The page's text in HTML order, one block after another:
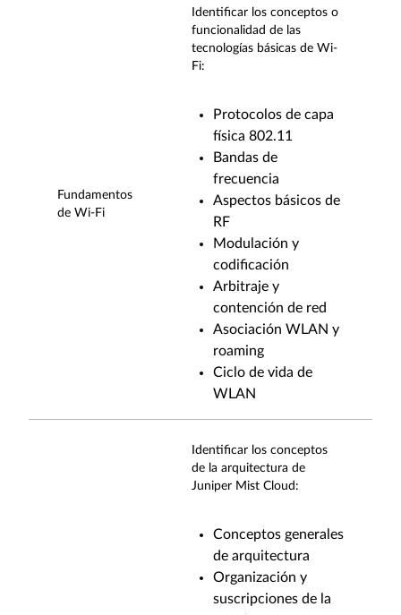
Fundamentos
de Wi-Fi
Identificar los conceptos o
funcionalidad de las
tecnologías básicas de Wi-
Fi:
Protocolos de capa
física 802.11
Bandas de
frecuencia
Aspectos básicos de
RF
Modulación y
codificación
Arbitraje y
contención de red
Asociación WLAN y
roaming
Ciclo de vida de
WLAN
Identificar los conceptos
de la arquitectura de
Juniper Mist Cloud:
Conceptos generales
de arquitectura
Organización y
suscripciones de la